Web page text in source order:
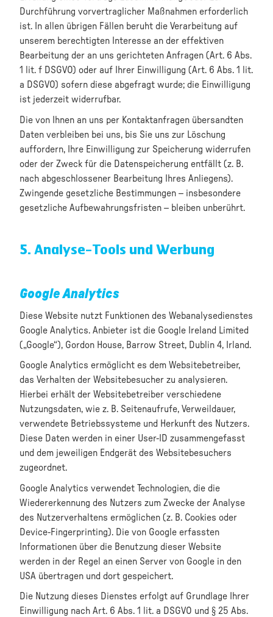
Durchführung vorvertraglicher Maßnahmen erforderlich
ist. In allen übrigen Fällen beruht die Verarbeitung auf
unserem berechtigten Interesse an der effektiven
Bearbeitung der an uns gerichteten Anfragen (Art. 6 Abs.
1 lit. f DSGVO) oder auf Ihrer Einwilligung (Art. 6 Abs. 1 lit.
a DSGVO) sofern diese abgefragt wurde; die Einwilligung
ist jederzeit widerrufbar.
Die von Ihnen an uns per Kontaktanfragen übersandten
Daten verbleiben bei uns, bis Sie uns zur Löschung
auffordern, Ihre Einwilligung zur Speicherung widerrufen
oder der Zweck für die Datenspeicherung entfällt (z. B.
nach abgeschlossener Bearbeitung Ihres Anliegens).
Zwingende gesetzliche Bestimmungen – insbesondere
gesetzliche Aufbewahrungsfristen – bleiben unberührt.
5. Analyse-Tools und Werbung
Google Analytics
Diese Website nutzt Funktionen des Webanalysedienstes
Google Analytics. Anbieter ist die Google Ireland Limited
(„Google“), Gordon House, Barrow Street, Dublin 4, Irland.
Google Analytics ermöglicht es dem Websitebetreiber,
das Verhalten der Websitebesucher zu analysieren.
Hierbei erhält der Websitebetreiber verschiedene
Nutzungsdaten, wie z. B. Seitenaufrufe, Verweildauer,
verwendete Betriebssysteme und Herkunft des Nutzers.
Diese Daten werden in einer User-ID zusammengefasst
und dem jeweiligen Endgerät des Websitebesuchers
zugeordnet.
Google Analytics verwendet Technologien, die die
Wiedererkennung des Nutzers zum Zwecke der Analyse
des Nutzerverhaltens ermöglichen (z. B. Cookies oder
Device-Fingerprinting). Die von Google erfassten
Informationen über die Benutzung dieser Website
werden in der Regel an einen Server von Google in den
USA übertragen und dort gespeichert.
Die Nutzung dieses Dienstes erfolgt auf Grundlage Ihrer
Einwilligung nach Art. 6 Abs. 1 lit. a DSGVO und § 25 Abs.